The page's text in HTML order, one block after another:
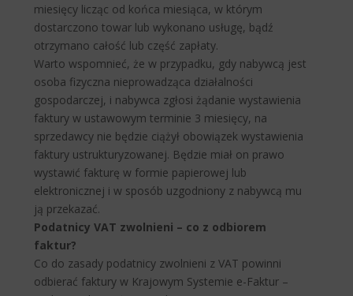
miesięcy licząc od końca miesiąca, w którym
dostarczono towar lub wykonano usługę, bądź
otrzymano całość lub część zapłaty.
Warto wspomnieć, że w przypadku, gdy nabywcą jest
osoba fizyczna nieprowadząca działalności
gospodarczej, i nabywca zgłosi żądanie wystawienia
faktury w ustawowym terminie 3 miesięcy, na
sprzedawcy nie będzie ciążył obowiązek wystawienia
faktury ustrukturyzowanej. Będzie miał on prawo
wystawić fakturę w formie papierowej lub
elektronicznej i w sposób uzgodniony z nabywcą mu
ją przekazać.
Podatnicy VAT zwolnieni – co z odbiorem
faktur?
Co do zasady podatnicy zwolnieni z VAT powinni
odbierać faktury w Krajowym Systemie e-Faktur –